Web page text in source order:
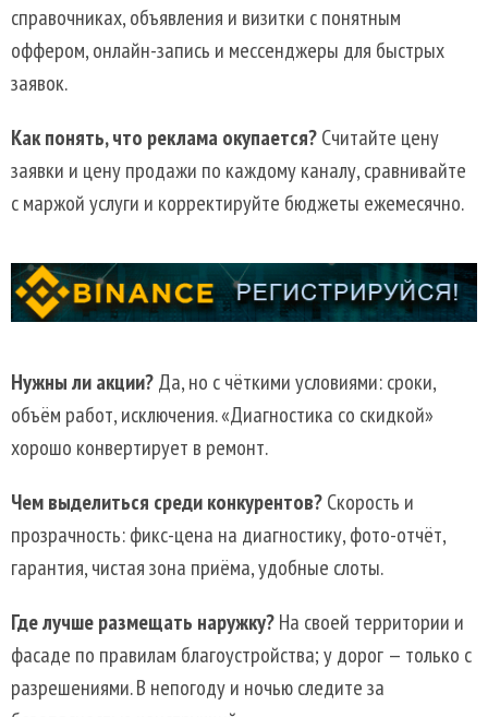
справочниках, объявления и визитки с понятным
оффером, онлайн-запись и мессенджеры для быстрых
заявок.
Как понять, что реклама окупается?Считайте цену
заявки и цену продажи по каждому каналу, сравнивайте
с маржой услуги и корректируйте бюджеты ежемесячно.
Нужны ли акции?Да, но с чёткими условиями: сроки,
объём работ, исключения. «Диагностика со скидкой»
хорошо конвертирует в ремонт.
Чем выделиться среди конкурентов?Скорость и
прозрачность: фикс-цена на диагностику, фото-отчёт,
гарантия, чистая зона приёма, удобные слоты.
Где лучше размещать наружку?На своей территории и
фасаде по правилам благоустройства; у дорог — только с
разрешениями. В непогоду и ночью следите за